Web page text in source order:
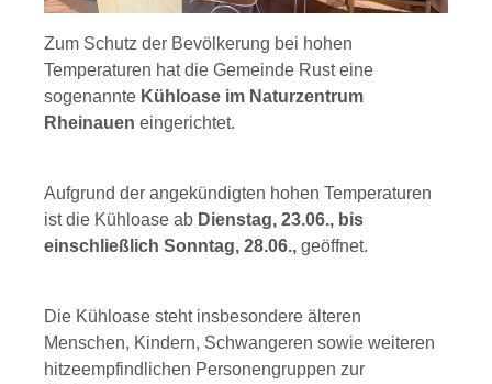
Zum Schutz der Bevölkerung bei hohen
Temperaturen hat die Gemeinde Rust eine
sogenannte Kühloase im Naturzentrum
Rheinauen eingerichtet.
Aufgrund der angekündigten hohen Temperaturen
ist die Kühloase ab Dienstag, 23.06., bis
einschließlich Sonntag, 28.06., geöffnet.
Die Kühloase steht insbesondere älteren
Menschen, Kindern, Schwangeren sowie weiteren
hitzeempfindlichen Personengruppen zur